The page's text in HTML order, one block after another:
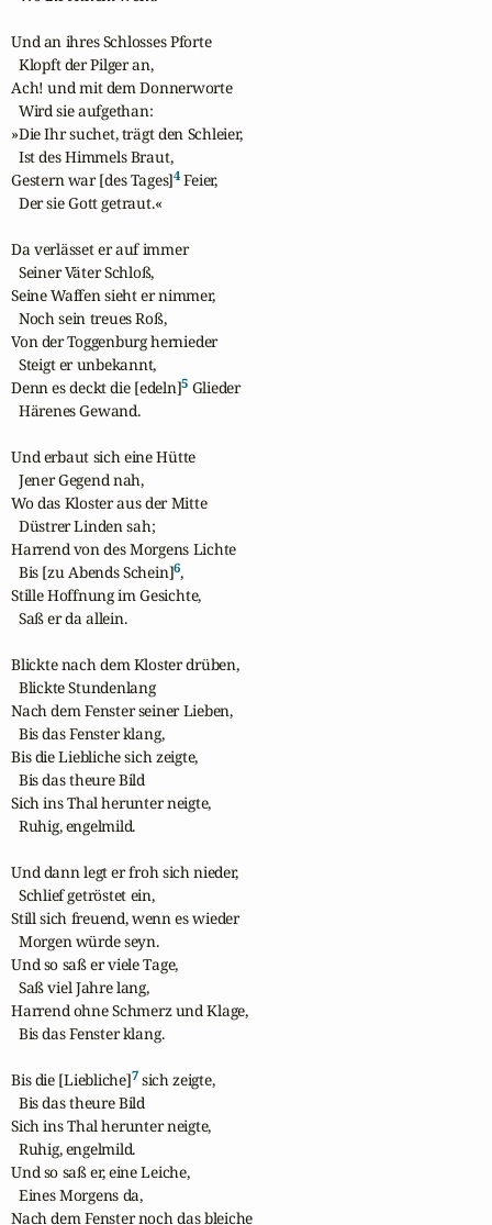
Und an ihres Schlosses Pforte
  Klopft der Pilger an,
Ach! und mit dem Donnerworte
  Wird sie aufgethan:
»Die Ihr suchet, trägt den Schleier,
  Ist des Himmels Braut,
Gestern war [des Tages]4 Feier,
  Der sie Gott getraut.«
Da verlässet er auf immer
  Seiner Väter Schloß,
Seine Waffen sieht er nimmer,
  Noch sein treues Roß,
Von der Toggenburg hernieder
  Steigt er unbekannt,
Denn es deckt die [edeln]5 Glieder
  Härenes Gewand.
Und erbaut sich eine Hütte
  Jener Gegend nah,
Wo das Kloster aus der Mitte
  Düstrer Linden sah;
Harrend von des Morgens Lichte
  Bis [zu Abends Schein]
6,
Stille Hoffnung im Gesichte,
  Saß er da allein.
Blickte nach dem Kloster drüben,
  Blickte Stundenlang
Nach dem Fenster seiner Lieben,
  Bis das Fenster klang,
Bis die Liebliche sich zeigte,
  Bis das theure Bild
Sich ins Thal herunter neigte,
  Ruhig, engelmild.
Und dann legt er froh sich nieder,
  Schlief getröstet ein,
Still sich freuend, wenn es wieder
  Morgen würde seyn.
Und so saß er viele Tage,
  Saß viel Jahre lang,
Harrend ohne Schmerz und Klage,
  Bis das Fenster klang.
Bis die [Liebliche]7 sich zeigte,
  Bis das theure Bild
Sich ins Thal herunter neigte,
  Ruhig, engelmild.
Und so saß er, eine Leiche,
  Eines Morgens da,
Nach dem Fenster noch das bleiche